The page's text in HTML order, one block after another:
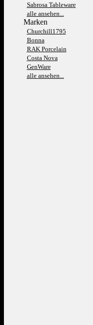
Sabrosa Tableware
alle ansehen...
Marken
Churchill1795
Bonna
RAK Porcelain
Costa Nova
GenWare
alle ansehen...